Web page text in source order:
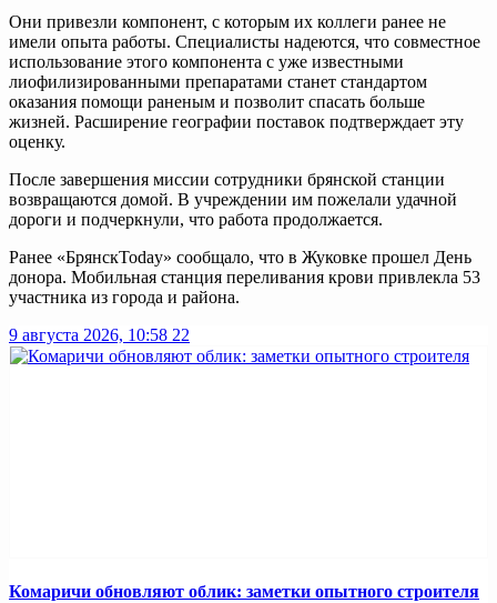
Они привезли компонент, с которым их коллеги ранее не
имели опыта работы. Специалисты надеются, что совместное
использование этого компонента с уже известными
лиофилизированными препаратами станет стандартом
оказания помощи раненым и позволит спасать больше
жизней. Расширение географии поставок подтверждает эту
оценку.
После завершения миссии сотрудники брянской станции
возвращаются домой. В учреждении им пожелали удачной
дороги и подчеркнули, что работа продолжается.
Ранее «БрянскToday» сообщало, что в Жуковке прошел День
донора. Мобильная станция переливания крови привлекла 53
участника из города и района.
9 августа 2026, 10:58 22
Комаричи обновляют облик: заметки опытного строителя